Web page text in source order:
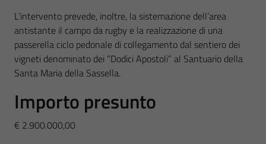
L’intervento prevede, inoltre, la sistemazione dell’area
antistante il campo da rugby e la realizzazione di una
passerella ciclo pedonale di collegamento dal sentiero dei
vigneti denominato dei “Dodici Apostoli” al Santuario della
Santa Maria della Sassella.
Importo presunto
€ 2.900.000,00